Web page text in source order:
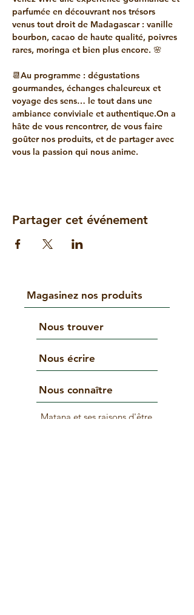
parfumée en découvrant nos trésors
venus tout droit de Madagascar : vanille
bourbon, cacao de haute qualité, poivres
rares, moringa et bien plus encore. 🌸
📆Au programme : dégustations
gourmandes, échanges chaleureux et
voyage des sens… le tout dans une
ambiance conviviale et authentique.On a
hâte de vous rencontrer, de vous faire
goûter nos produits, et de partager avec
vous la passion qui nous anime.
Partager cet événement
Magasinez nos produits
Nous trouver
Nous écrire
Nous connaître
Matana et ses raisons d'être